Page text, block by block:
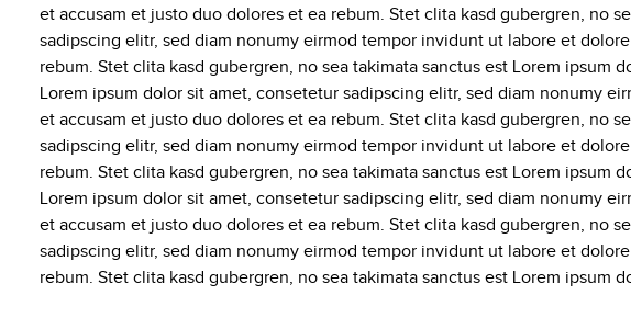
et accusam et justo duo dolores et ea rebum. Stet clita kasd gubergren, no
sadipscing elitr, sed diam nonumy eirmod tempor invidunt ut labore et
rebum. Stet clita kasd gubergren, no sea takimata sanctus est Lorem ipsum
Lorem ipsum dolor sit amet, consetetur sadipscing elitr, sed diam nonumy
et accusam et justo duo dolores et ea rebum. Stet clita kasd gubergren, no
sadipscing elitr, sed diam nonumy eirmod tempor invidunt ut labore et
rebum. Stet clita kasd gubergren, no sea takimata sanctus est Lorem ipsum
Lorem ipsum dolor sit amet, consetetur sadipscing elitr, sed diam nonumy
et accusam et justo duo dolores et ea rebum. Stet clita kasd gubergren, no
sadipscing elitr, sed diam nonumy eirmod tempor invidunt ut labore et
rebum. Stet clita kasd gubergren, no sea takimata sanctus est Lorem ipsum